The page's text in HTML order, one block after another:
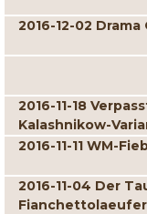
2016-12-02 Drama
2016-11-18
Kalashnikow-
2016-11-11 WM-
2016-11-04 Der